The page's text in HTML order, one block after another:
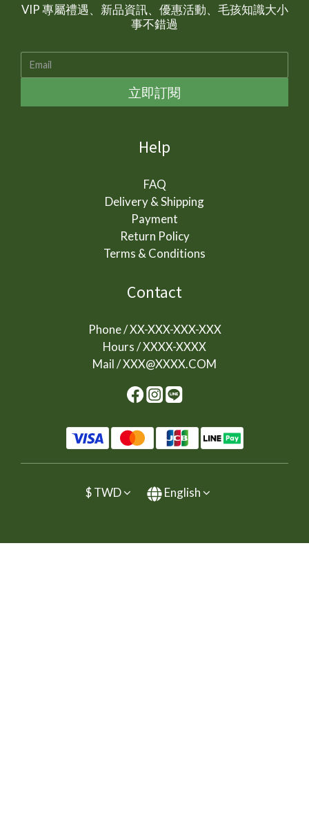
VIP 專屬禮遇、新品資訊、優惠活動、毛孩知識大小
事不錯過
立即訂閱
Help
FAQ
Delivery & Shipping
Payment
Return Policy
Terms & Conditions
Contact
Phone / XX-XXX-XXX-XXX
Hours / XXXX-XXXX
Mail / XXX@XXXX.COM
$ TWD English